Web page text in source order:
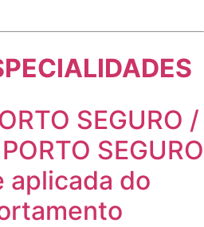
SEGURO /
SEGURO
aplicada do